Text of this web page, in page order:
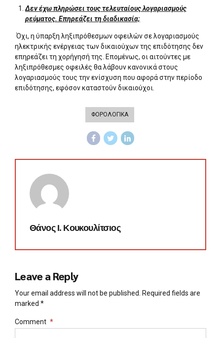
Δεν έχω πληρώσει τους τελευταίους λογαριασμούς
ρεύματος. Επηρεάζει τη διαδικασία;
Όχι, η ύπαρξη ληξιπρόθεσμων οφειλών σε λογαριασμούς
ηλεκτρικής ενέργειας των δικαιούχων της επιδότησης δεν
επηρεάζει τη χορήγησή της. Επομένως, οι αιτούντες με
ληξιπρόθεσμες οφειλές θα λάβουν κανονικά στους
λογαριασμούς τους την ενίσχυση που αφορά στην περίοδο
επιδότησης, εφόσον καταστούν δικαιούχοι.
ΦΟΡΟΛΟΓΙΚΑ
Θάνος Ι. Κουκουλίτσιος
Leave a Reply
Your email address will not be published. Required fields are
marked *
Comment *